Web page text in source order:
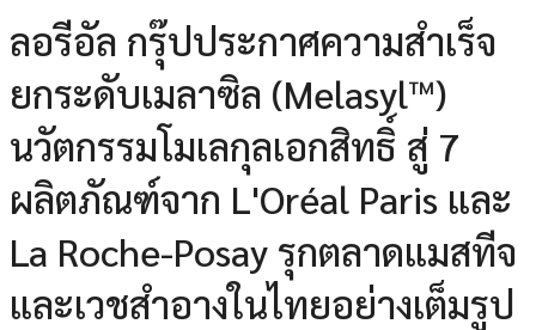
ลอรีอัล กรุ๊ปประกาศความสำเร็จ
ยกระดับเมลาซิล (Melasyl™)
นวัตกรรมโมเลกุลเอกสิทธิ์ สู่ 7
ผลิตภัณฑ์จาก L'Oréal Paris และ
La Roche-Posay รุกตลาดแมสทีจ
และเวชสำอางในไทยอย่างเต็มรูป